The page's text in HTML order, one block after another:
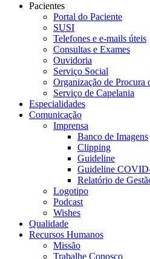
Pacientes
Portal do Paciente
SUSI
Telefones e e-mails úteis
Consultas e Exames
Ouvidoria
Serviço Social
Organização de Procura
Serviço de Capelania
Especialidades
Comunicação
Imprensa
Banco de Imagens
Clipping
Guideline
Guideline
Relatório de
Logotipo
Podcast
Wishes
Qualidade
Recursos Humanos
Missão
Trabalhe Conosco